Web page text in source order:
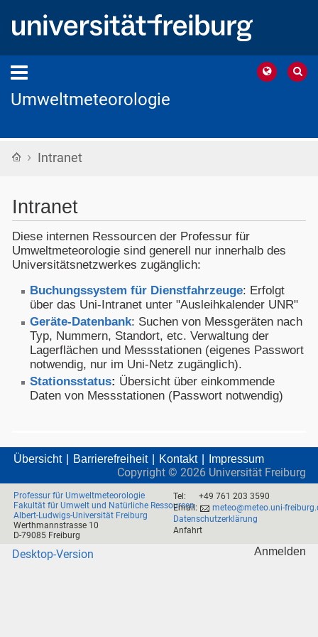
Umweltmeteorologie
Startseite
› Intranet
Intranet
Diese internen Ressourcen der Professur für
Umweltmeteorologie sind generell nur innerhalb des
Universitätsnetzwerkes zugänglich:
Buchungssystem für Dienstfahrzeuge: Erfolgt
über das Uni-Intranet unter "Ausleihkalender UNR"
Geräte-Datenbank: Suchen von Messgeräten nach
Typ, Nummern, Standort, etc. Verwaltung der
Lagerflächen und Messstationen (eigenes Passwort
notwendig, nur im Uni-Netz zugänglich).
Stationsstatus: Übersicht über einkommende
Daten von Messstationen (Passwort notwendig)
Übersicht Barrierefreiheit Kontakt Impressum
Copyright © 2026 Universität Freiburg
Professur für Umweltmeteorologie
Fakultät für Umwelt und Natürliche Ressourcen
Albert-Ludwigs-Universität Freiburg
Werthmannstrasse 10
D-79085 Freiburg
Tel:
+49 761 203 3590
Email:
meteo@meteo.uni-
Datenschutzerklärung
Anfahrt
Desktop-Version Anmelden